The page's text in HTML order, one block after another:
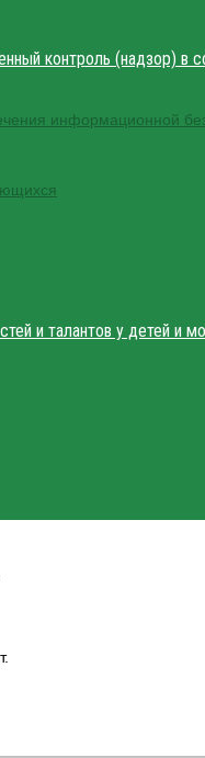
контроль (надзор) в
информационной
и талантов у детей и